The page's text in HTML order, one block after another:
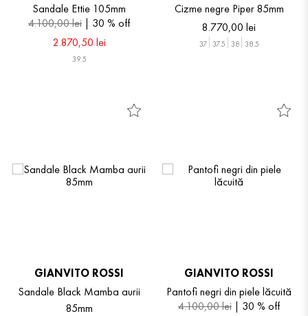
Sandale Ettie 105mm
4.100,00lei 30 % off
2.870,50 lei
39.5
Cizme negre Piper 85mm
8.770,00 lei
37 37.5 38 38.5
GIANVITO ROSSI
Sandale Black Mamba aurii
85mm
GIANVITO ROSSI
Pantofi negri din piele lăcuită
4.100,00lei 30 % off